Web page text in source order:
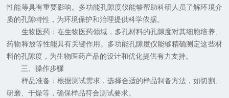
性能等具有重要影响。多功能孔隙度仪能够帮助科研人员了解环境介
质的孔隙特性，为环境保护和治理提供科学依据。
生物医药：在生物医药领域，多孔材料的孔隙度对其细胞培养、
药物释放等性能具有关键作用。多功能孔隙度仪能够精确测定这些材
料的孔隙度，为生物医药产品的设计和优化提供有力支持。
三、操作步骤
样品准备：根据测试需求，选择合适的样品制备方法，如切割、
研磨、干燥等，确保样品符合测试要求。